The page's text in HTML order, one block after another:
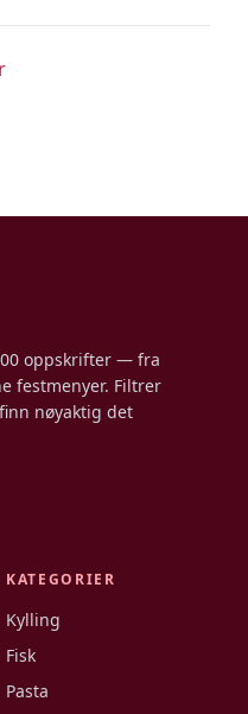
oppskrifter — fra
festmenyer. Filtrer
nøyaktig det
KATEGORIER
Kylling
Fisk
Pasta